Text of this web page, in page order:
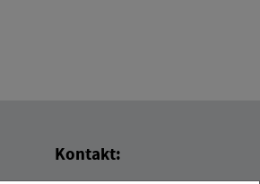
Kontakt: